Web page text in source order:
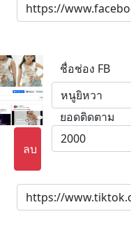
ลบ
ชื่อช่อง FB
ยอดติดตาม